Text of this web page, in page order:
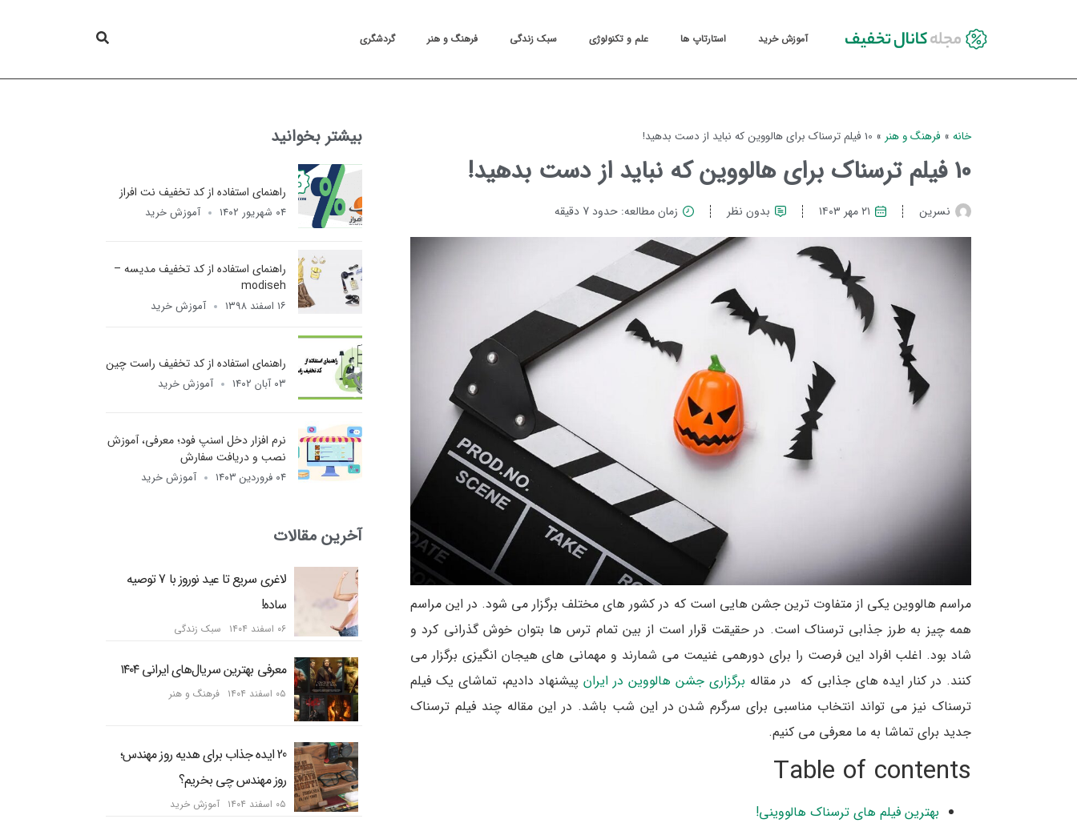
آموزش خرید استارتاپ ها علم و تکنولوژی سبک زندگی فرهنگ و هنر گردشگری
خانه » فرهنگ و هنر » 10 فیلم ترسناک برای هالووین که نباید از دست بدهید!
10 فیلم ترسناک برای هالووین که نباید از دست بدهید!
نسرین ۲۱ مهر ۱۴۰۳ بدون نظر زمان مطالعه: حدود 7 دقیقه
مراسم هالووین یکی از متفاوت ترین جشن هایی است که در کشور های مختلف برگزار می شود. در این مراسم
همه چیز به طرز جذابی ترسناک است. در حقیقت قرار است از بین تمام ترس ها بتوان خوش گذرانی کرد و
شاد بود. اغلب افراد این فرصت را برای دورهمی غنیمت می شمارند و مهمانی های هیجان انگیزی برگزار می
کنند. در کنار ایده های جذابی که در مقاله برگزاری جشن هالووین در ایرانپیشنهاد دادیم، تماشای یک فیلم
ترسناک نیز می تواند انتخاب مناسبی برای سرگرم شدن در این شب باشد. در این مقاله چند فیلم ترسناک
جدید برای تماشا به ما معرفی می کنیم.
Table of contents
بهترین فیلم های ترسناک هالووینی!
بیشتر بخوانید
راهنمای استفاده از کد تخفیف نت افراز
۰۴ شهریور ۱۴۰۲ آموزش خرید
راهنمای استفاده از کد تخفیف مدیسه –
modiseh
۱۶ اسفند ۱۳۹۸ آموزش خرید
راهنمای استفاده از کد تخفیف راست چین
۰۳ آبان ۱۴۰۲ آموزش خرید
نرم افزار دخل اسنپ فود؛ معرفی، آموزش
نصب و دریافت سفارش
۰۴ فروردین ۱۴۰۳ آموزش خرید
آخرین مقالات
لاغری سریع تا عید نوروز با 7 توصیه
ساده!
۰۶ اسفند ۱۴۰۴ سبک زندگی
معرفی بهترین سریال‌های ایرانی ۱۴۰۴
۰۵ اسفند ۱۴۰۴ فرهنگ و هنر
20 ایده جذاب برای هدیه روز مهندس؛
روز مهندس چی بخریم؟
۰۵ اسفند ۱۴۰۴ آموزش خرید